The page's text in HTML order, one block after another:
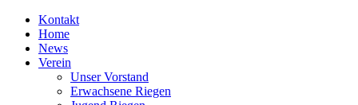
Kontakt
Home
News
Verein
Unser Vorstand
Erwachsene Riegen